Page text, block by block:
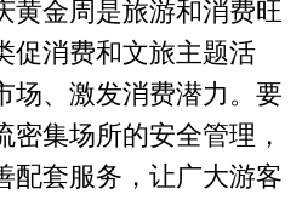
黄金周是旅游和消费旺
促消费和文旅主题活
场、激发消费潜力。要
密集场所的安全管理，
配套服务，让广大游客